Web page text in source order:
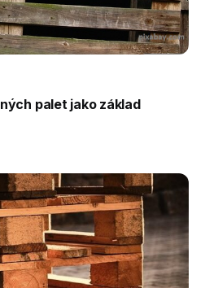
palet jako základ